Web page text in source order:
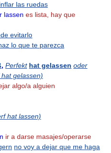
las ruedas
lassen es lista, hay que
evitarlo
lo que te parezca
, Perfekt hat gelassen oder
gelassen)
algo/a alguien
hat lassen)
ir a darse masajes/operarse
no voy a dejar que me haga